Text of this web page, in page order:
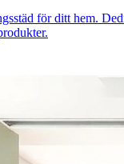
för ditt hem.